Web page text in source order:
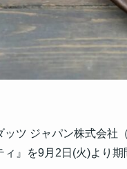
ッツ ジャパン株式会社
ィ』を9月2日(火)より